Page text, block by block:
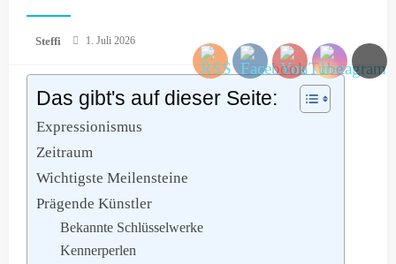
Steffi
Posted
1. Juli 2026
Das gibt's auf dieser Seite:
Expressionismus
Zeitraum
Wichtigste Meilensteine
Prägende Künstler
Bekannte Schlüsselwerke
Kennerperlen